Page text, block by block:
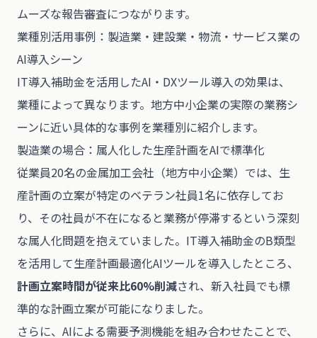
ムーズな報告審査につながります。
業種別活用事例：製造業・建設業・物流・サービス業の
AI導入シーン
IT導入補助金を活用したAI・DXツール導入の効果は、
業種によって異なります。地方中小企業の実際の業務シ
ーンに近い具体的な事例を業種別に紹介します。
製造業の場合：属人化した生産計画をAIで標準化
従業員20名の金属加工会社（地方中小企業）では、生
産計画の立案が特定のベテラン社員1名に依存してお
り、その社員が不在になると業務が停滞するという深刻
な属人化問題を抱えていました。IT導入補助金のB類型
を活用して生産計画最適化AIツールを導入したところ、
計画立案時間が従来比60%削減され、新入社員でも標
準的な計画立案が可能になりました。
さらに、AIによる需要予測機能を組み合わせたことで、